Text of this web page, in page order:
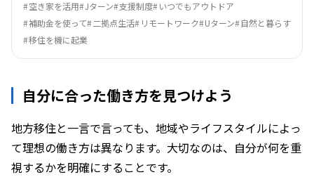
空き家を活用 Jターン 支援制度 いつでもアウトドア
補助金を使って 二拠点生活 リモートワーク Uターン 自然と暮らす
移住を機に起業
自分に合った働き方を見つけよう
地方移住と一言で言っても、地域やライフスタイルによっ
て理想の働き方は異なります。大切なのは、自分が何を重
視するかを明確にすることです。